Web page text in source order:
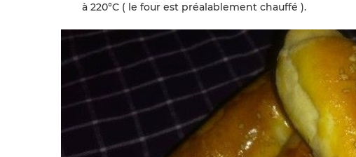
à 220°C ( le four est préalablement chauffé ).